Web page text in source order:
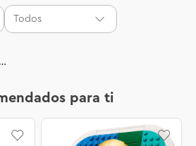
Todos
para ti